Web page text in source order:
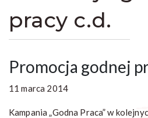
pracy c.d.
Promocja godnej
11 marca 2014
Kampania „Godna Praca” w